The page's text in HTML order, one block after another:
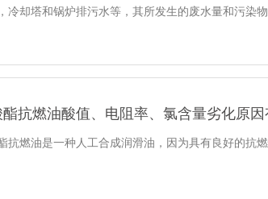
冷却塔和锅炉排污水等，其所发生的废水量和污染
抗燃油酸值、电阻率、氯含量劣化原
抗燃油是一种人工合成润滑油，因为具有良好的抗